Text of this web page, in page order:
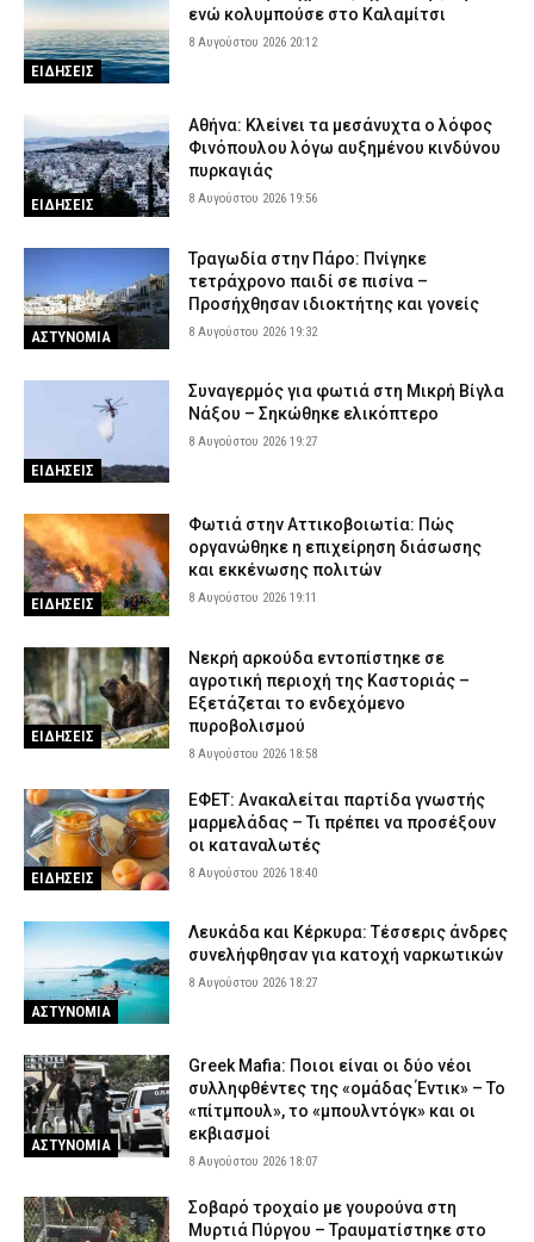
ΕΙΔΗΣΕΙΣ
ενώ κολυμπούσε στο Καλαμίτσι
8 Αυγούστου 2026 20:12
ΕΙΔΗΣΕΙΣ
Αθήνα: Κλείνει τα μεσάνυχτα ο λόφος
Φινόπουλου λόγω αυξημένου κινδύνου
πυρκαγιάς
8 Αυγούστου 2026 19:56
ΑΣΤΥΝΟΜΙΑ
Τραγωδία στην Πάρο: Πνίγηκε
τετράχρονο παιδί σε πισίνα –
Προσήχθησαν ιδιοκτήτης και γονείς
8 Αυγούστου 2026 19:32
ΕΙΔΗΣΕΙΣ
Συναγερμός για φωτιά στη Μικρή Βίγλα
Νάξου – Σηκώθηκε ελικόπτερο
8 Αυγούστου 2026 19:27
ΕΙΔΗΣΕΙΣ
Φωτιά στην Αττικοβοιωτία: Πώς
οργανώθηκε η επιχείρηση διάσωσης
και εκκένωσης πολιτών
8 Αυγούστου 2026 19:11
ΕΙΔΗΣΕΙΣ
Νεκρή αρκούδα εντοπίστηκε σε
αγροτική περιοχή της Καστοριάς –
Εξετάζεται το ενδεχόμενο
πυροβολισμού
8 Αυγούστου 2026 18:58
ΕΙΔΗΣΕΙΣ
ΕΦΕΤ: Ανακαλείται παρτίδα γνωστής
μαρμελάδας – Τι πρέπει να προσέξουν
οι καταναλωτές
8 Αυγούστου 2026 18:40
ΑΣΤΥΝΟΜΙΑ
Λευκάδα και Κέρκυρα: Τέσσερις άνδρες
συνελήφθησαν για κατοχή ναρκωτικών
8 Αυγούστου 2026 18:27
ΑΣΤΥΝΟΜΙΑ
Greek Mafia: Ποιοι είναι οι δύο νέοι
συλληφθέντες της «ομάδας Έντικ» – Το
«πίτμπουλ», το «μπουλντόγκ» και οι
εκβιασμοί
8 Αυγούστου 2026 18:07
Σοβαρό τροχαίο με γουρούνα στη
Μυρτιά Πύργου – Τραυματίστηκε στο